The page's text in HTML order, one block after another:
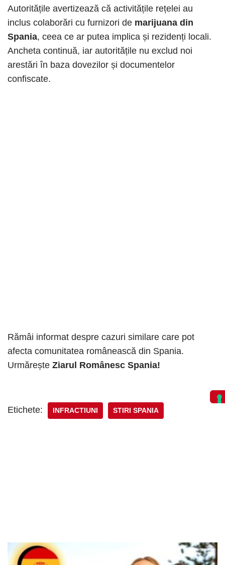
Autoritățile avertizează că activitățile rețelei au
inclus colaborări cu furnizori de marijuana din
Spania, ceea ce ar putea implica și rezidenți locali.
Ancheta continuă, iar autoritățile nu exclud noi
arestări în baza dovezilor și documentelor
confiscate.
Rămâi informat despre cazuri similare care pot
afecta comunitatea românească din Spania.
Urmărește Ziarul Românesc Spania!
Etichete: INFRACTIUNI STIRI SPANIA